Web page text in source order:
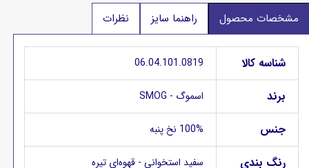
مشخصات محصول راهنما سایز نظرات
شناسه کالا 06.04.101.0819
برند اسموگ - SMOG
جنس 100% نخ پنبه
رنگ بندی سفید استخوانی - قهوه‌ای تیره